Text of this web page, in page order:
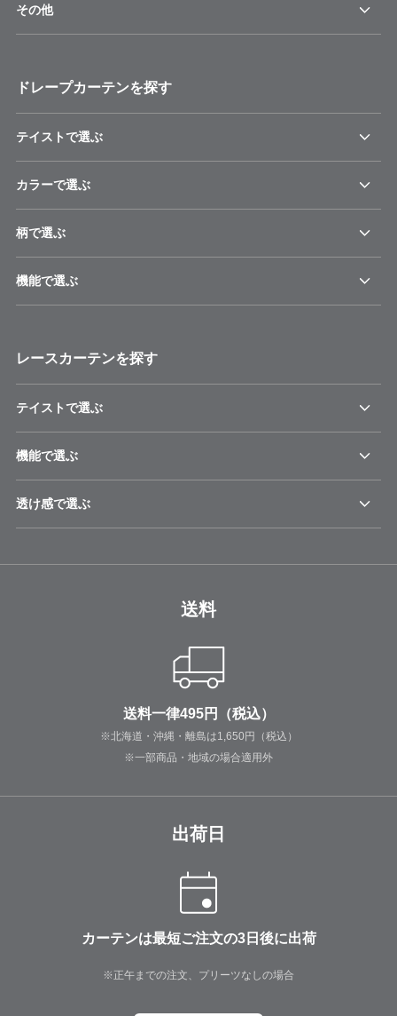
その他
ドレープカーテンを探す
テイストで選ぶ
カラーで選ぶ
柄で選ぶ
機能で選ぶ
レースカーテンを探す
テイストで選ぶ
機能で選ぶ
透け感で選ぶ
送料
送料一律495円（税込）
※北海道・沖縄・離島は1,650円（税込）
※一部商品・地域の場合適用外
出荷日
カーテンは最短ご注文の3日後に出荷
※正午までの注文、プリーツなしの場合